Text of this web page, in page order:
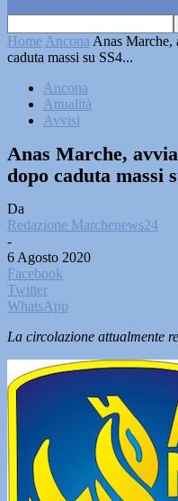
Home Ancona Anas
caduta massi su SS4...
Ancona
Attualità
Avvisi
Anas Marche,
dopo caduta massi
Da
Redazione Marchenews24
-
6 Agosto 2020
Facebook
Twitter
WhatsApp
La circolazione attualmente